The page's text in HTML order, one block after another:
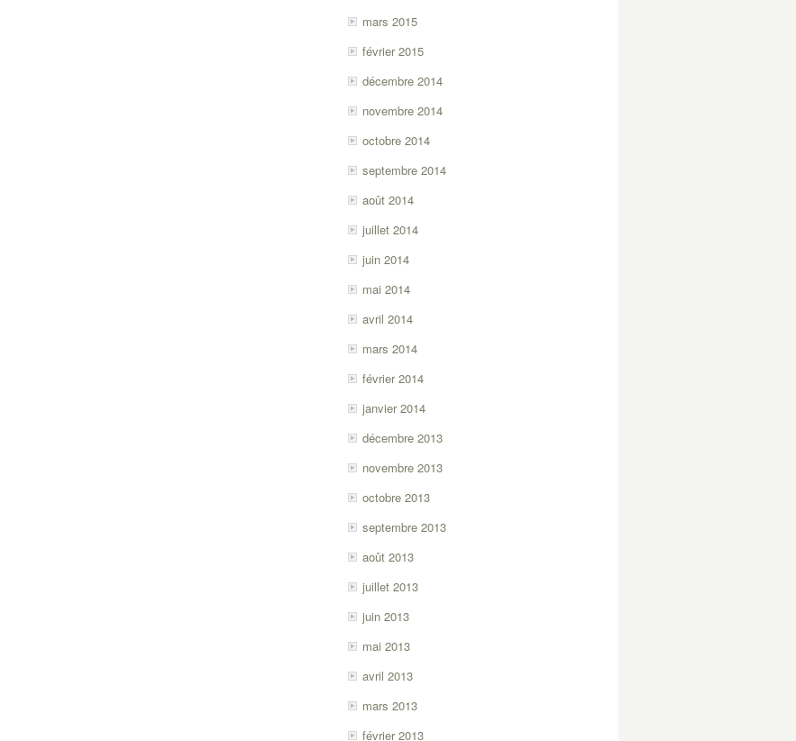
mars 2015
février 2015
décembre 2014
novembre 2014
octobre 2014
septembre 2014
août 2014
juillet 2014
juin 2014
mai 2014
avril 2014
mars 2014
février 2014
janvier 2014
décembre 2013
novembre 2013
octobre 2013
septembre 2013
août 2013
juillet 2013
juin 2013
mai 2013
avril 2013
mars 2013
février 2013